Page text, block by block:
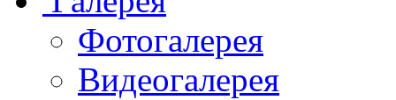
Фотогалерея
Видеогалерея